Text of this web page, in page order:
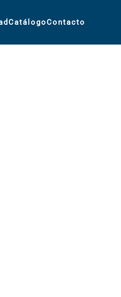
CatálogoContacto